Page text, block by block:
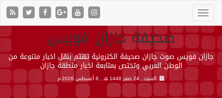
صحيفة جازان فويس
جازان فويس صوت جازان صحيفة الكترونية تهتم بنقل اخبار متنوعة من
الوطن العربي وتختص بمتابعة اخبار منطقة جازان
السبت , 24 صفر 1448 هـ , 8 أغسطس 2026 م